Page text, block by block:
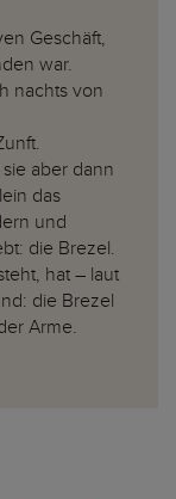
Geschäft,
war.
nachts von
aber dann
das
und
die Brezel.
hat – laut
die Brezel
Arme.